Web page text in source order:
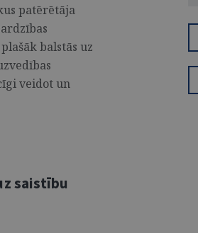
patērētāja
balstās uz
veidot un
saistību